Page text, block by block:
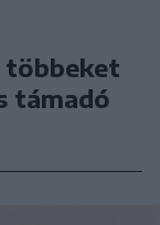
többeket
támadó